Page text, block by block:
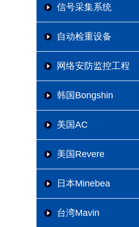
信号采集系统
自动检重设备
网络安防监控工程
韩国Bongshin
美国AC
美国Revere
日本Minebea
台湾Mavin